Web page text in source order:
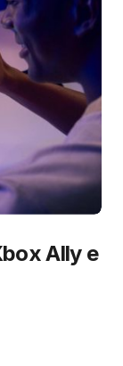
Ally e